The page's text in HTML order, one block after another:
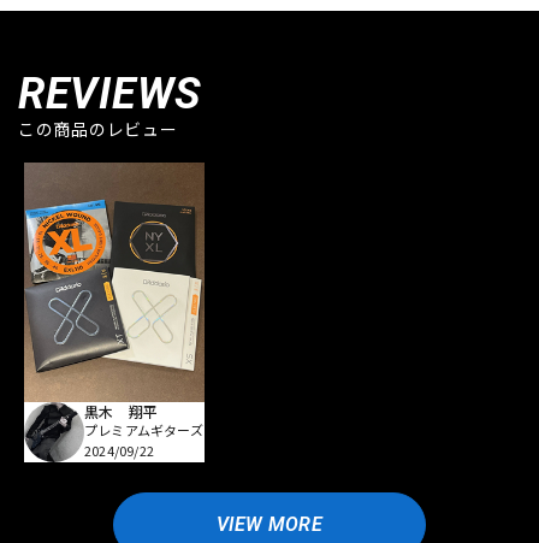
REVIEWS
この商品のレビュー
黒木 翔平
プレミアムギターズ
2024/09/22
VIEW MORE